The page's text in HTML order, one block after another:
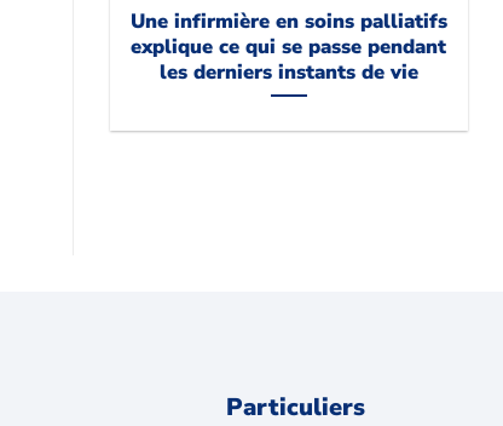
Une infirmière en soins palliatifs
explique ce qui se passe pendant
les derniers instants de vie
Particuliers